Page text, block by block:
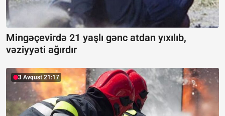
Mingəçevirdə 21 yaşlı gənc atdan yıxılıb,
vəziyyəti ağırdır
3 Avqust 21:17